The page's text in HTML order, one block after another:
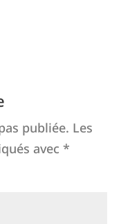
publiée. Les
avec *